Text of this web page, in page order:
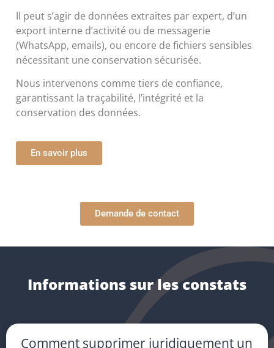
Il peut s’agir de données extraites par expert, d’un
export interne d’activité ou de messagerie
(WhatsApp, emails), ou encore de fichiers sensibles
nécessitant une conservation sécurisée.
Nous intervenons comme tiers de confiance,
garantissant la traçabilité, l’intégrité et la
conservation des données.
En savoir plus
Demande de contact
Informations sur les constats
Comment supprimer juridiquement un